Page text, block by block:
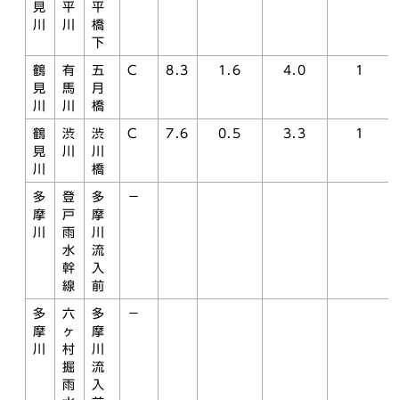
見
川
平
川
平
橋
下
鶴
見
川
有
馬
川
五
月
橋
C 8.3 1.6 4.0 1
鶴
見
川
渋
川
渋
川
橋
C 7.6 0.5 3.3 1
多
摩
川
登
戸
雨
水
幹
線
多
摩
川
流
入
前
－
多
摩
川
六
ヶ
村
掘
雨
多
摩
川
流
入
－